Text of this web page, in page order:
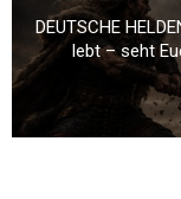
DEUTSCHE
lebt – seht